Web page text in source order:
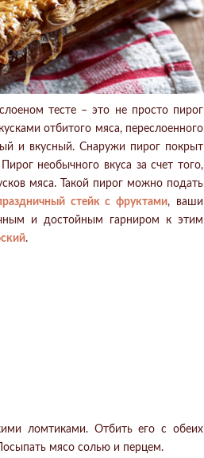
тесте – это не просто пирог
отбитого мяса, переслоенного
и вкусный. Снаружи пирог покрыт
необычного вкуса за счет того,
мяса. Такой пирог можно подать
стейк с фруктами, ваши
и достойным гарниром к этим
.
ломтиками. Отбить его с обеих
мясо солью и перцем.